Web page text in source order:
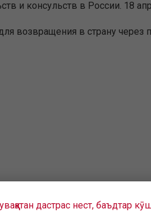
и консульств в России. 18
возвращения в страну через
дастрас нест, баъдтар